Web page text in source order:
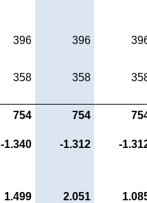
396 396
358 358
754 754
-1.340 -1.312 -
1.499 2.051